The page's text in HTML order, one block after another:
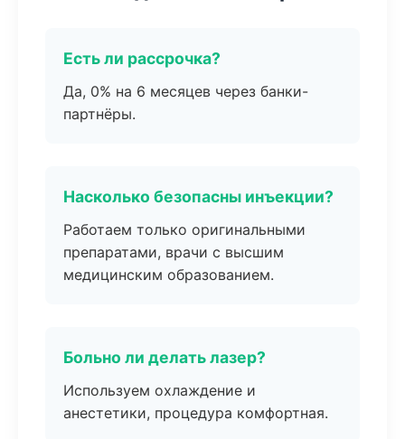
Есть ли рассрочка?
Да, 0% на 6 месяцев через банки-
партнёры.
Насколько безопасны инъекции?
Работаем только оригинальными
препаратами, врачи с высшим
медицинским образованием.
Больно ли делать лазер?
Используем охлаждение и
анестетики, процедура комфортная.